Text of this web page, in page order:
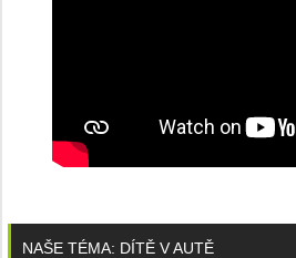
NAŠE TÉMA: DÍTĚ V AUTĚ